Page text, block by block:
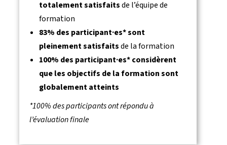
totalement satisfaitsde l’équipe de
formation
83% des participant·es* sont
pleinement satisfaitsde la formation
100% des participant·es* considèrent
que les objectifs de la formation sont
globalement atteints
*100% des participants ont répondu à
l’évaluation finale